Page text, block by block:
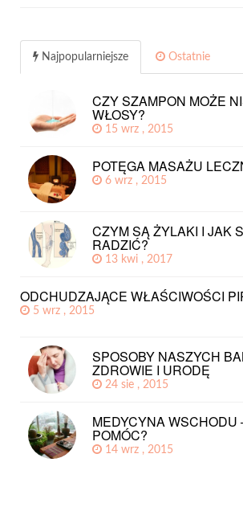
Najpopularniejsze Ostatnie
CZY SZAMPON MOŻE
WŁOSY?
15 wrz , 2015
POTĘGA MASAŻU
6 wrz , 2015
CZYM SĄ ŻYLAKI I JAK
RADZIĆ?
13 kwi , 2017
ODCHUDZAJĄCE WŁAŚCIWOŚCI
5 wrz , 2015
SPOSOBY NASZYCH
ZDROWIE I URODĘ
24 sie , 2015
MEDYCYNA WSCHODU
POMÓC?
14 wrz , 2015